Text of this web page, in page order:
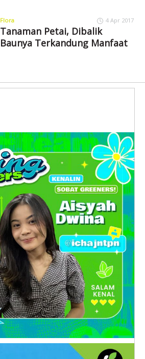
Flora 4 Apr 2017
Tanaman Petai, Dibalik
Baunya Terkandung Manfaat